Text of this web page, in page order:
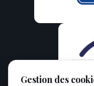
Gestion des